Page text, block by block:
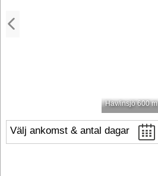
Hav/insjö 600 m
Välj ankomst & antal dagar